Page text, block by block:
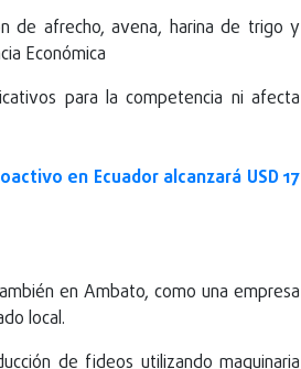
de afrecho, avena, harina de trigo y
Económica
para la competencia ni afecta
en Ecuador alcanzará USD 17
en Ambato, como una empresa
local.